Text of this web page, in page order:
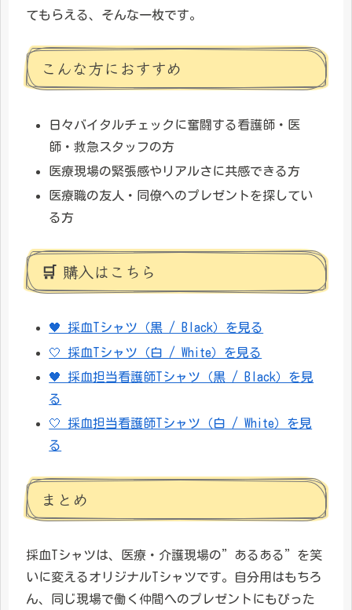
てもらえる、そんな一枚です。
こんな方におすすめ
日々バイタルチェックに奮闘する看護師・医
師・救急スタッフの方
医療現場の緊張感やリアルさに共感できる方
医療職の友人・同僚へのプレゼントを探してい
る方
🛒 購入はこちら
🖤 採血Tシャツ（黒 / Black）を見る
🤍 採血Tシャツ（白 / White）を見る
🖤 採血担当看護師Tシャツ（黒 / Black）を見
る
🤍 採血担当看護師Tシャツ（白 / White）を見
る
まとめ
採血Tシャツは、医療・介護現場の”あるある”を笑
いに変えるオリジナルTシャツです。自分用はもちろ
ん、同じ現場で働く仲間へのプレゼントにもぴった